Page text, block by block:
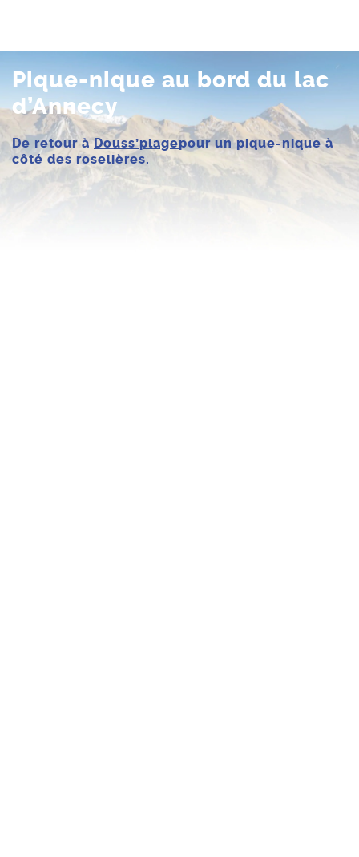
Pique-nique au bord du lac
d’Annecy
De retour àDouss’plagepour un pique-nique à
côté des roselières.